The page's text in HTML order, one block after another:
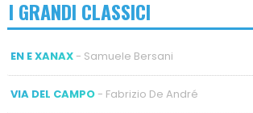
I GRANDI CLASSICI
EN E XANAX- Samuele Bersani
VIA DEL CAMPO- Fabrizio De André